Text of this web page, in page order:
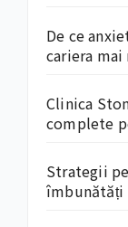
De ce
cariera
Clinica
complete
Strategii